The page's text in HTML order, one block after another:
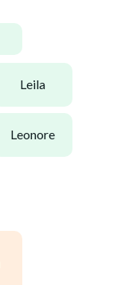
leila
leonore